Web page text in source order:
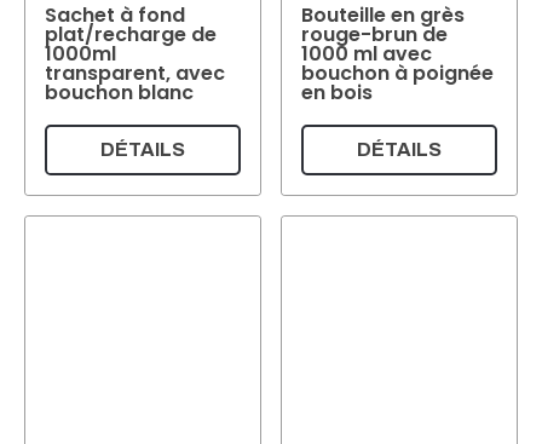
Sachet à fond
plat/recharge de
1000ml
transparent, avec
bouchon blanc
DÉTAILS
Bouteille en grès
rouge-brun de
1000 ml avec
bouchon à poignée
en bois
DÉTAILS